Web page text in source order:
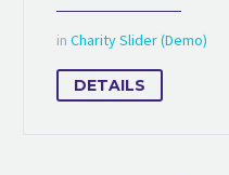
in Charity Slider (Demo)
DETAILS